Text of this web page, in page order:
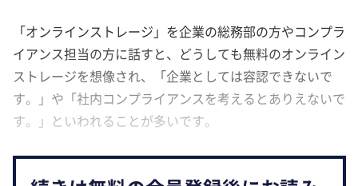
「オンラインストレージ」を企業の総務部の方やコンプラ
イアンス担当の方に話すと、どうしても無料のオンライン
ストレージを想像され、「企業としては容認できないで
す。」や「社内コンプライアンスを考えるとありえないで
す。」といわれることが多いです。